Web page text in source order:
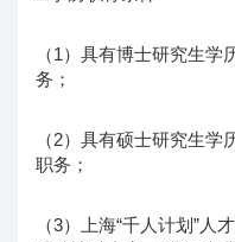
（1）具有博士研究生
务；
（2）具有硕士研究生
职务；
（3）上海“千人计划”人